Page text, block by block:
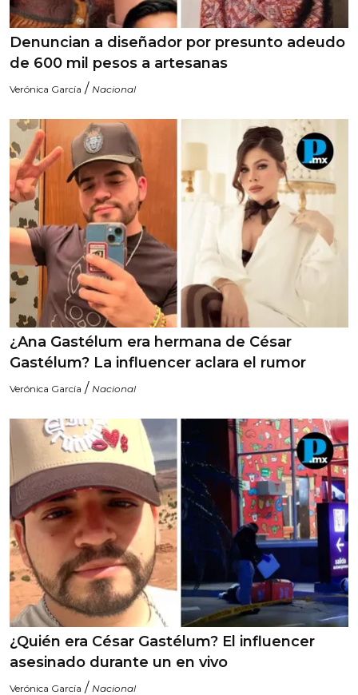
Denuncian a diseñador por presunto adeudo
de 600 mil pesos a artesanas
Verónica García / Nacional
¿Ana Gastélum era hermana de César
Gastélum? La influencer aclara el rumor
Verónica García / Nacional
¿Quién era César Gastélum? El influencer
asesinado durante un en vivo
Verónica García / Nacional